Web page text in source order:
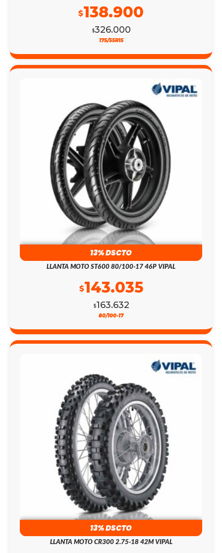
$326.000
$138.900
175/55R15
13% DSCTO
LLANTA MOTO ST600 80/100-17 46P VIPAL
$163.632
$143.035
80/100-17
13% DSCTO
LLANTA MOTO CR300 2.75-18 42M VIPAL